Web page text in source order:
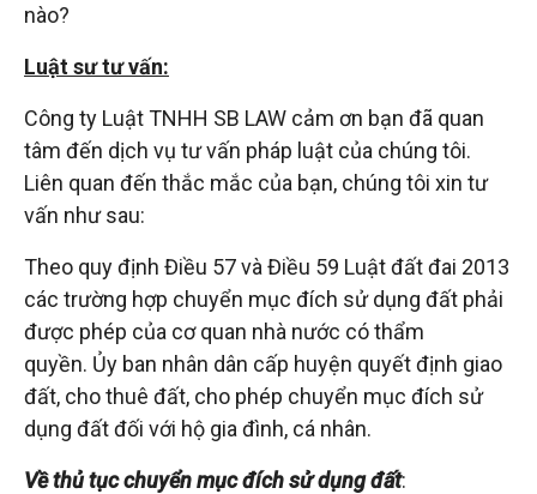
hữu
nào?
Luật sư tư vấn:
Công ty Luật TNHH SB LAW cảm ơn bạn đã quan
tâm đến dịch vụ tư vấn pháp luật của chúng tôi.
Liên quan đến thắc mắc của bạn, chúng tôi xin tư
vấn như sau:
Theo quy định Điều 57 và Điều 59 Luật đất đai 2013
các trường hợp chuyển mục đích sử dụng đất phải
được phép của cơ quan nhà nước có thẩm
quyền. Ủy ban nhân dân cấp huyện quyết định giao
đất, cho thuê đất, cho phép chuyển mục đích sử
dụng đất đối với hộ gia đình, cá nhân.
Về thủ tục chuyển mục đích sử dụng đất: